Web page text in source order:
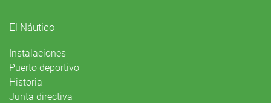
El Náutico
Instalaciones
Puerto deportivo
Historia
Junta directiva